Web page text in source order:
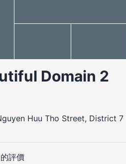
Domain 2
Huu Tho Street, District 7
評價